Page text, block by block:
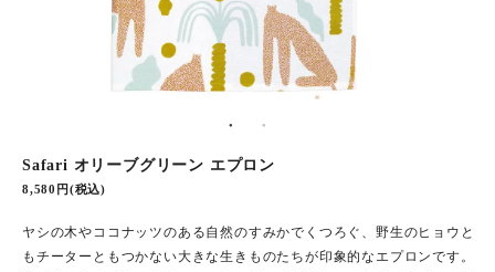
Safari オリーブグリーン エプロン
8,580円(税込)
ヤシの木やココナッツのある自然のすみかでくつろぐ、野生のヒョウと
もチーターともつかない大きな生きものたちが印象的なエプロンです。